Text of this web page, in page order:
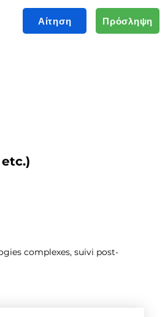
Αίτηση Πρόσληψη
complexes, suivi post-